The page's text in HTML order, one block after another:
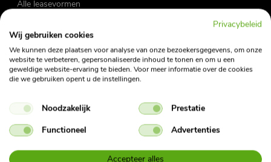
Alle leasevormen
Short lease
Flex lease
Zakelijke lease
Occasions
Fietslease
Privacybeleid
Wij gebruiken cookies
We kunnen deze plaatsen voor analyse van onze bezoekersgegevens, om onze
website te verbeteren, gepersonaliseerde inhoud te tonen en om u een
geweldige website-ervaring te bieden. Voor meer informatie over de cookies
die we gebruiken opent u de instellingen.
Noodzakelijk
Prestatie
Functioneel
Advertenties
Accepteer alles